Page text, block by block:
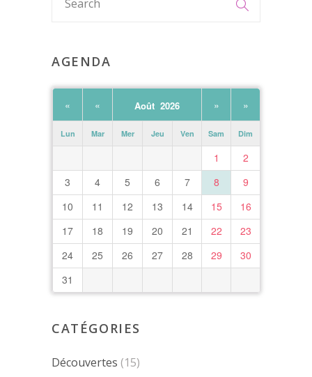
AGENDA
« « Août 2026 » »
Lun Mar Mer Jeu Ven Sam Dim
1
2
3
4 5 6 7 8
9
10
11 12 13 14 15
16
17
18 19 20 21 22
23
24
25 26 27 28 29
30
31
CATÉGORIES
Découvertes (15)